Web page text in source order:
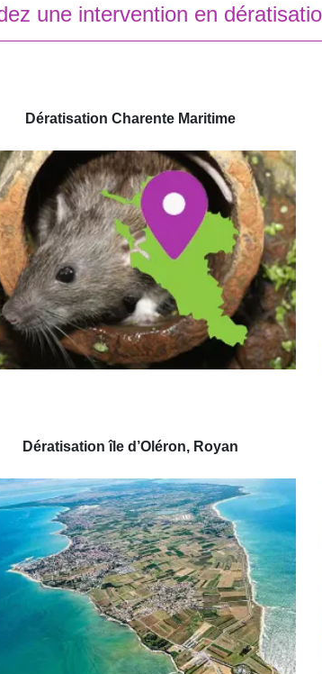
une intervention en
Dératisation Charente Maritime
Dératisation île d’Oléron, Royan